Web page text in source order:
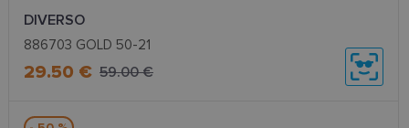
DIVERSO
886703 GOLD 50-21
29.50 € 59.00 €